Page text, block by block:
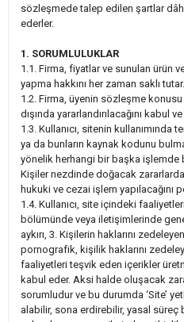
sözleşmede talep edilen şartlar
ederler.
1. SORUMLULUKLAR
1.1. Firma, fiyatlar ve sunulan ürün
yapma hakkını her zaman saklı tutar.
1.2. Firma, üyenin sözleşme
dışında yararlandırılacağını kabul
1.3. Kullanıcı, sitenin kullanımında
ya da bunların kaynak kodunu
yönelik herhangi bir başka işlemde
Kişiler nezdinde doğacak
hukuki ve cezai işlem yapılacağını
1.4. Kullanıcı, site içindeki
bölümünde veya iletişimlerinde
aykırı, 3. Kişilerin haklarını
pornografik, kişilik haklarını
faaliyetleri teşvik eden içerikler
kabul eder. Aksi halde oluşacak
sorumludur ve bu durumda ‘Site’
alabilir, sona erdirebilir, yasal süreç